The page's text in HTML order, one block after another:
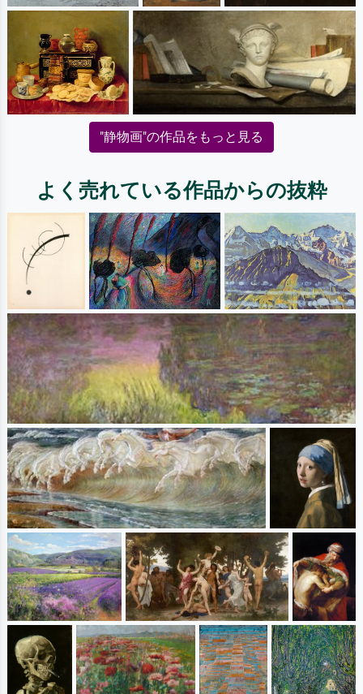
"静物画"の作品をもっと見る
よく売れている作品からの抜粋